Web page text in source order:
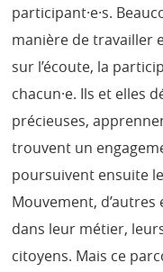
participant·e·s.
manière de travailler
sur l’écoute, la
chacun·e. Ils et elles
précieuses,
trouvent un
poursuivent ensuite
Mouvement,
dans leur métier,
citoyens. Mais ce